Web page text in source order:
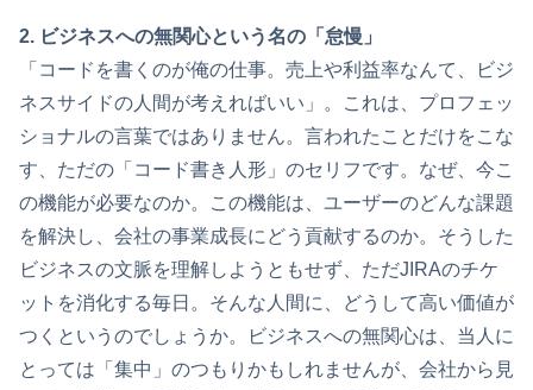
2. ビジネスへの無関心という名の「怠慢」
「コードを書くのが俺の仕事。売上や利益率なんて、ビジ
ネスサイドの人間が考えればいい」。これは、プロフェッ
ショナルの言葉ではありません。言われたことだけをこな
す、ただの「コード書き人形」のセリフです。なぜ、今こ
の機能が必要なのか。この機能は、ユーザーのどんな課題
を解決し、会社の事業成長にどう貢献するのか。そうした
ビジネスの文脈を理解しようともせず、ただJIRAのチケ
ットを消化する毎日。そんな人間に、どうして高い価値が
つくというのでしょうか。ビジネスへの無関心は、当人に
とっては「集中」のつもりかもしれませんが、会社から見